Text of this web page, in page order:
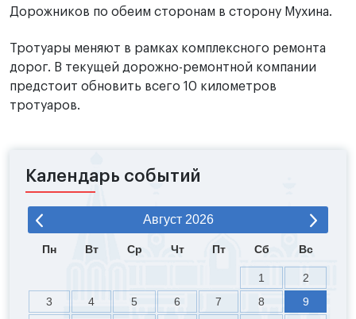
Дорожников по обеим сторонам в сторону Мухина.
Тротуары меняют в рамках комплексного ремонта
дорог. В текущей дорожно-ремонтной компании
предстоит обновить всего 10 километров
тротуаров.
Календарь событий
Август 2026
Пн Вт Ср Чт Пт Сб Вс
1
2
3
4 5 6 7 8
9